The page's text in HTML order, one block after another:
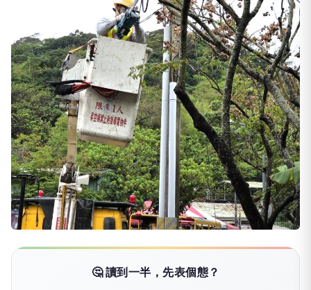
🤔 讀到一半，先表個態？